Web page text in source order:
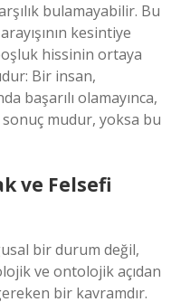
bulamayabilir. Bu
kesintiye
hissinin ortaya
Bir insan,
başarılı olamayınca,
sonuç mudur, yoksa bu
ve Felsefi
bir durum değil,
ve ontolojik açıdan
bir kavramdır.